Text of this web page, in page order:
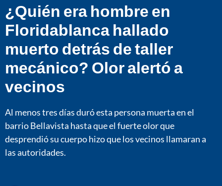
¿Quién era hombre en
Floridablanca hallado
muerto detrás de taller
mecánico? Olor alertó a
vecinos
Al menos tres días duró esta persona muerta en el
barrio Bellavista hasta que el fuerte olor que
desprendió su cuerpo hizo que los vecinos llamaran a
las autoridades.